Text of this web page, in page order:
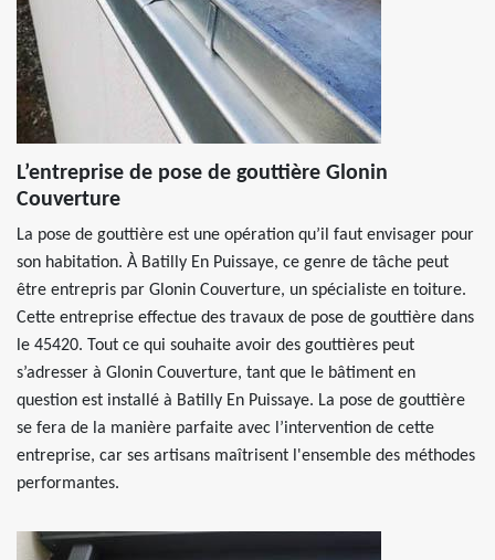
L’entreprise de pose de gouttière Glonin
Couverture
La pose de gouttière est une opération qu’il faut envisager pour
son habitation. À Batilly En Puissaye, ce genre de tâche peut
être entrepris par Glonin Couverture, un spécialiste en toiture.
Cette entreprise effectue des travaux de pose de gouttière dans
le 45420. Tout ce qui souhaite avoir des gouttières peut
s’adresser à Glonin Couverture, tant que le bâtiment en
question est installé à Batilly En Puissaye. La pose de gouttière
se fera de la manière parfaite avec l’intervention de cette
entreprise, car ses artisans maîtrisent l'ensemble des méthodes
performantes.